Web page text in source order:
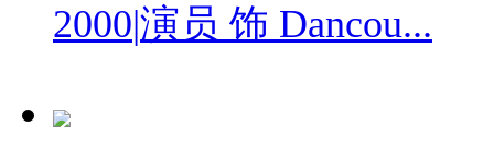
2000|演员 饰 Dancou...